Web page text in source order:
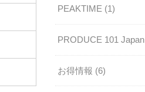
PEAKTIME (1)
PRODUCE 101 Japan
お得情報 (6)